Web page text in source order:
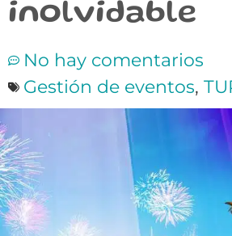
inolvidable
No hay comentarios
Gestión de eventos,